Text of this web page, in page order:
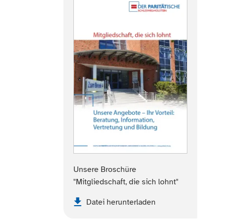
Unsere Broschüre
"Mitgliedschaft, die sich lohnt"
Datei herunterladen